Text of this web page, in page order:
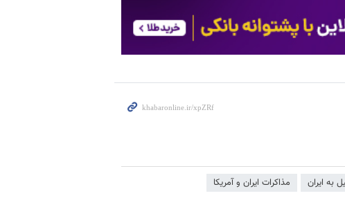
به ایران مذاکرات ایران و آمریکا